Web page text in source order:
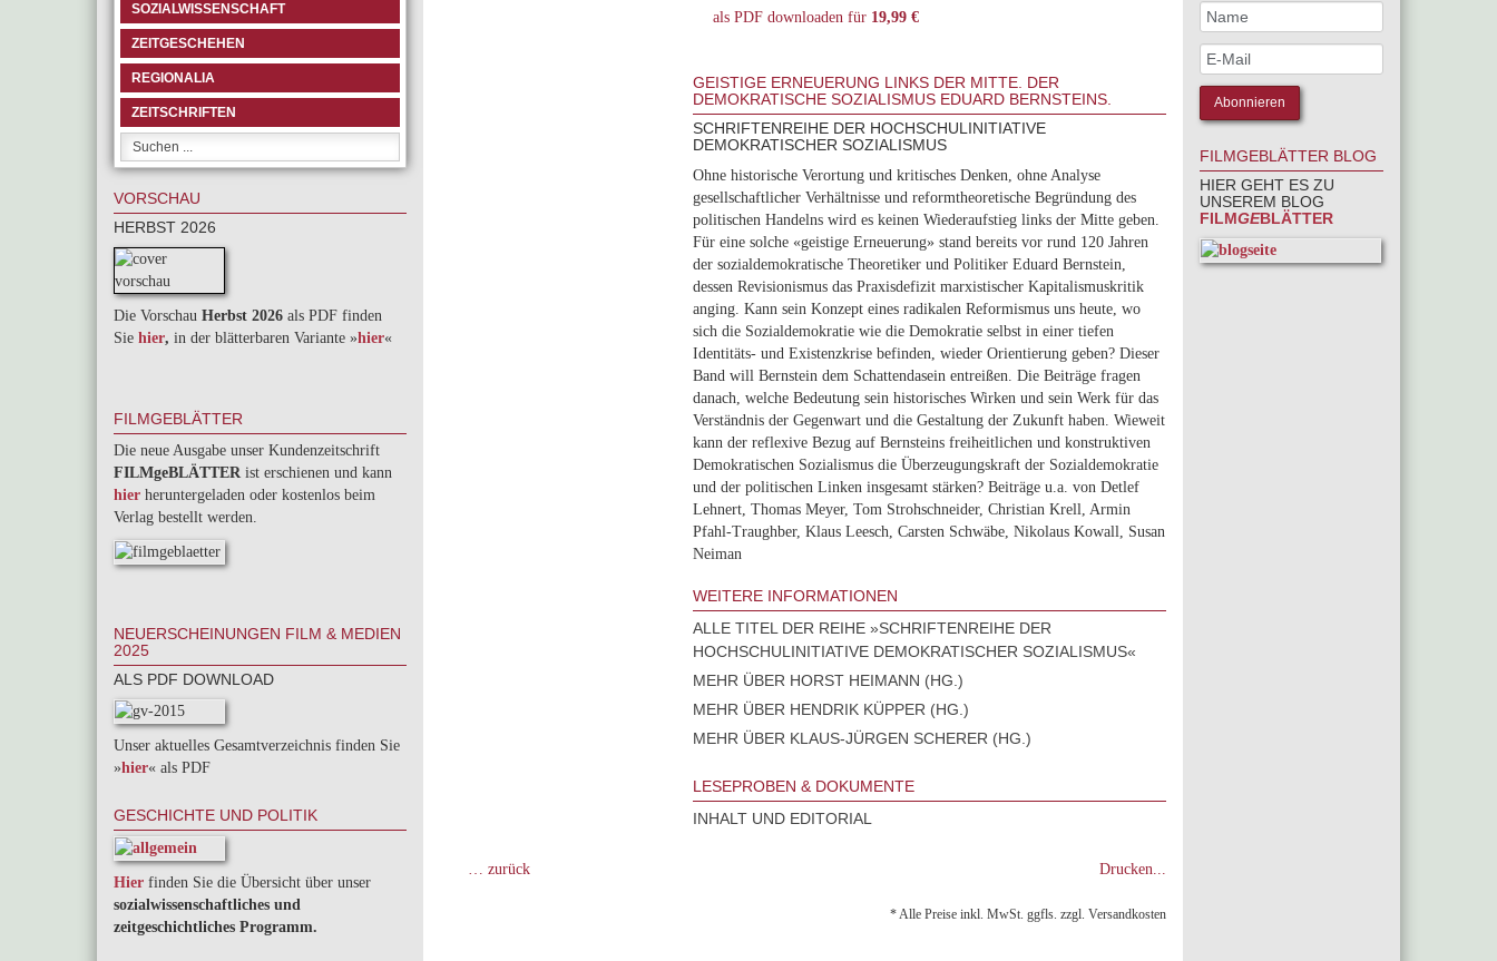
SOZIALWISSENSCHAFT
ZEITGESCHEHEN
REGIONALIA
ZEITSCHRIFTEN
VORSCHAU
HERBST 2026
Die Vorschau Herbst 2026 als PDF finden
Sie hier, in der blätterbaren Variante »hier«
FILMGEBLÄTTER
Die neue Ausgabe unser Kundenzeitschrift
FILMgeBLÄTTER ist erschienen und kann
hier heruntergeladen oder kostenlos beim
Verlag bestellt werden.
NEUERSCHEINUNGEN FILM & MEDIEN
2025
ALS PDF DOWNLOAD
Unser aktuelles Gesamtverzeichnis finden Sie
»hier« als PDF
GESCHICHTE UND POLITIK
Hier finden Sie die Übersicht über unser
sozialwissenschaftliches und
zeitgeschichtliches Programm.
als PDF downloaden für 19,99 €
GEISTIGE ERNEUERUNG LINKS DER MITTE. DER
DEMOKRATISCHE SOZIALISMUS EDUARD BERNSTEINS.
SCHRIFTENREIHE DER HOCHSCHULINITIATIVE
DEMOKRATISCHER SOZIALISMUS
Ohne historische Verortung und kritisches Denken, ohne Analyse
gesellschaftlicher Verhältnisse und reformtheoretische Begründung des
politischen Handelns wird es keinen Wiederaufstieg links der Mitte geben.
Für eine solche «geistige Erneuerung» stand bereits vor rund 120 Jah­ren
der sozialdemokratische Theoretiker und Politiker Eduard Bernstein,
dessen Revisionismus das Praxisdefizit marxistischer Kapitalismuskritik
anging. Kann sein Konzept eines radikalen Reformismus uns heute, wo
sich die Sozialdemokratie wie die Demokratie selbst in einer tiefen
Identitäts- und Existenzkrise befinden, wieder Orientierung geben? Dieser
Band will Bernstein dem Schattendasein entreißen. Die Beiträge fragen
danach, welche Bedeutung sein historisches Wirken und sein Werk für das
Verständnis der Gegenwart und die Gestaltung der Zukunft haben. Wieweit
kann der reflexive Bezug auf Bernsteins freiheitlichen und konstruktiven
Demokratischen Sozialismus die Überzeugungskraft der Sozialdemokratie
und der politischen Linken insgesamt stärken? Beiträge u.a. von Detlef
Lehnert, Thomas Meyer, Tom Strohschneider, Christian Krell, Armin
Pfahl-Traughber, Klaus Leesch, Carsten Schwäbe, Nikolaus Kowall, Susan
Neiman
WEITERE INFORMATIONEN
ALLE TITEL DER REIHE »SCHRIFTENREIHE DER
HOCHSCHULINITIATIVE DEMOKRATISCHER SOZIALISMUS«
MEHR ÜBER HORST HEIMANN (HG.)
MEHR ÜBER HENDRIK KÜPPER (HG.)
MEHR ÜBER KLAUS-JÜRGEN SCHERER (HG.)
LESEPROBEN & DOKUMENTE
INHALT UND EDITORIAL
… zurück Drucken...
* Alle Preise inkl. MwSt. ggfls. zzgl. Versandkosten
FILMGEBLÄTTER BLOG
HIER GEHT ES ZU
UNSEREM BLOG
FILMGEBLÄTTER